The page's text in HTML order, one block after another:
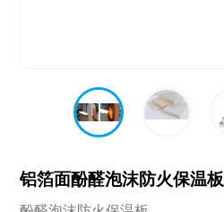
铝箔面酚醛泡沫防火保温板